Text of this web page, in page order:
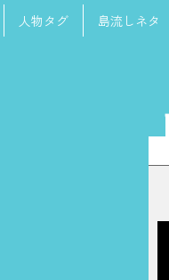
人物タグ 島流しネタ
索: